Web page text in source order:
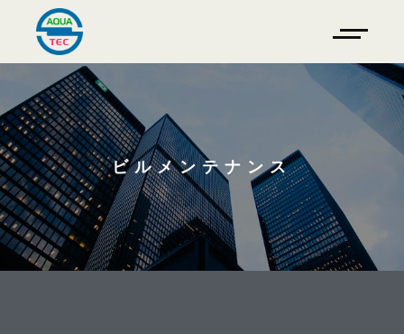
ビルメンテナンス